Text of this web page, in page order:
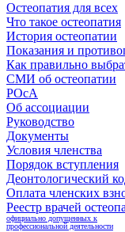
Остеопатия для всех
Что такое остеопатия
История остеопатии
Показания и
Как правильно
СМИ об остеопатии
РОсА
Об ассоциации
Руководство
Документы
Условия членства
Порядок вступления
Деонтологический
Оплата членских
Реестр врачей
официально допущенных к
профессиональной деятельности